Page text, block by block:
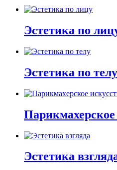
Эстетика по
Эстетика по телу
Парикмахерское
Эстетика